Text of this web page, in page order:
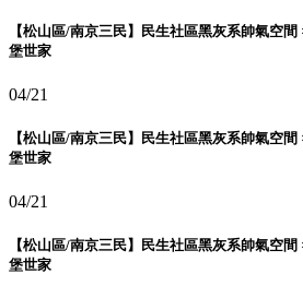
【松山區/南京三民】民生社區黑灰系帥氣空
堡世家
04/21
【松山區/南京三民】民生社區黑灰系帥氣空
堡世家
04/21
【松山區/南京三民】民生社區黑灰系帥氣空
堡世家